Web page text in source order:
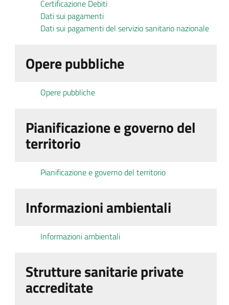
Certificazione Debiti
Dati sui pagamenti
Dati sui pagamenti del servizio sanitario nazionale
Opere pubbliche
Opere pubbliche
Pianificazione e governo del
territorio
Pianificazione e governo del territorio
Informazioni ambientali
Informazioni ambientali
Strutture sanitarie private
accreditate